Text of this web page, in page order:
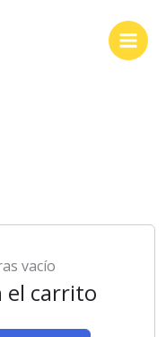
el carrito